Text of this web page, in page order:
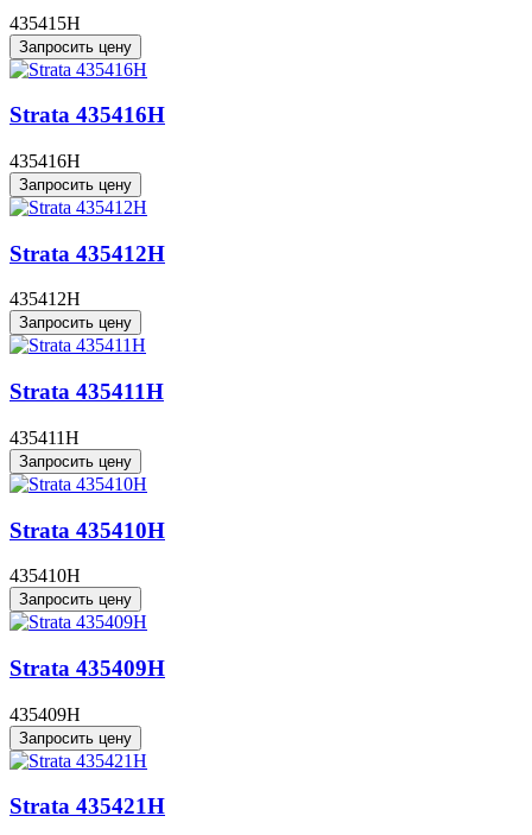
435415H
Запросить цену
Strata 435416H
435416H
Запросить цену
Strata 435412H
435412H
Запросить цену
Strata 435411H
435411H
Запросить цену
Strata 435410H
435410H
Запросить цену
Strata 435409H
435409H
Запросить цену
Strata 435421H